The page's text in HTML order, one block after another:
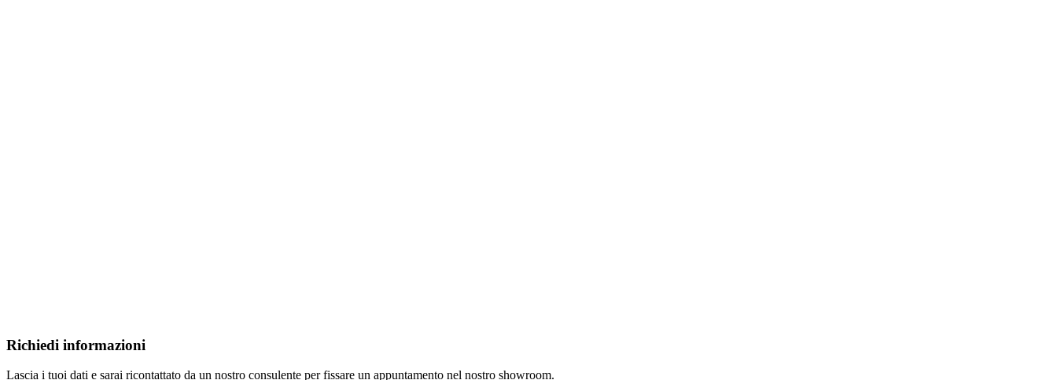
Richiedi informazioni
Lascia i tuoi dati e sarai ricontattato da un nostro consulente per fissare un appuntamento nel nostro showroom.